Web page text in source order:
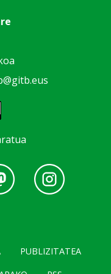
PUBLIZITATEA